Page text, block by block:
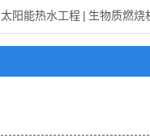
太阳能热水工程 | 生物质燃烧